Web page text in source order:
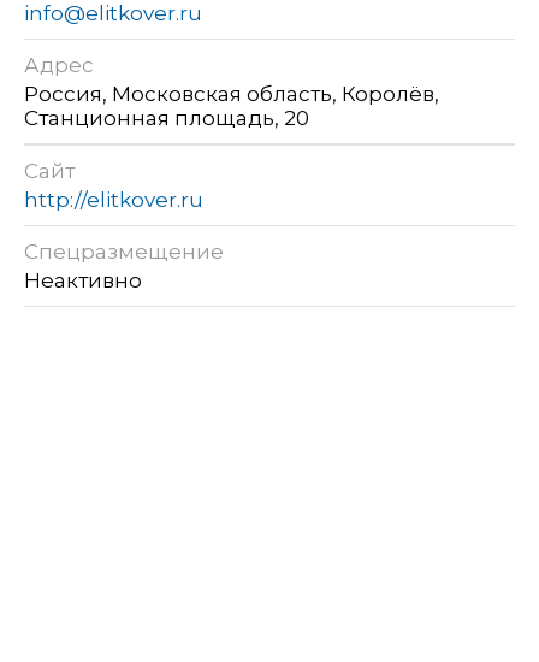
info@elitkover.ru
Адрес
Россия, Московская область, Королёв,
Станционная площадь, 20
Сайт
http://elitkover.ru
Спецразмещение
Неактивно